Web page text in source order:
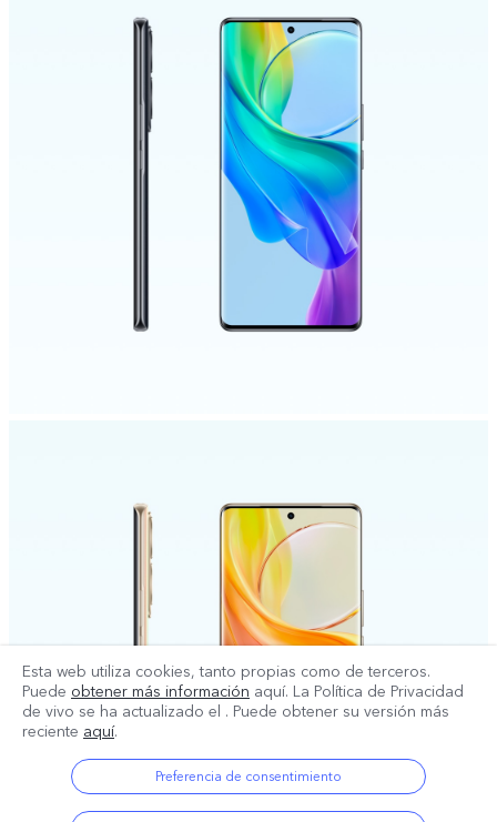
Esta web utiliza cookies, tanto propias como de terceros.
Puede obtener más información aquí. La Política de Privacidad
de vivo se ha actualizado el . Puede obtener su versión más
reciente aquí.
Preferencia de consentimiento